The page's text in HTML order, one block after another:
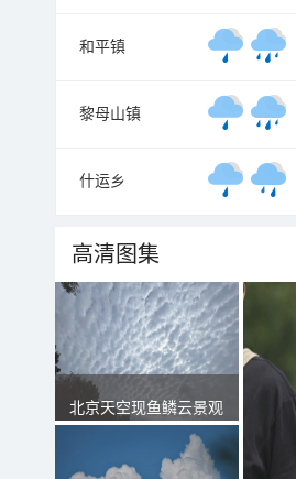
和平镇
黎母山镇
什运乡
高清图集
北京天空现鱼鳞云景观